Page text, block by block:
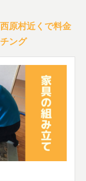
原村近くで料金
ング